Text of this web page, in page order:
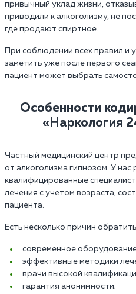
привычный уклад жизни,
приводили к алкоголизму, не
где продают спиртное.
При соблюдении всех правил и
заметить уже после первого
пациент может выбрать
Особенности
«Наркология
Частный медицинский центр
от алкоголизма гипнозом. У
квалифицированные
лечения с учетом возраста,
пациента.
Есть несколько причин
современное
эффективные методики
врачи высокой
гарантия анонимности;